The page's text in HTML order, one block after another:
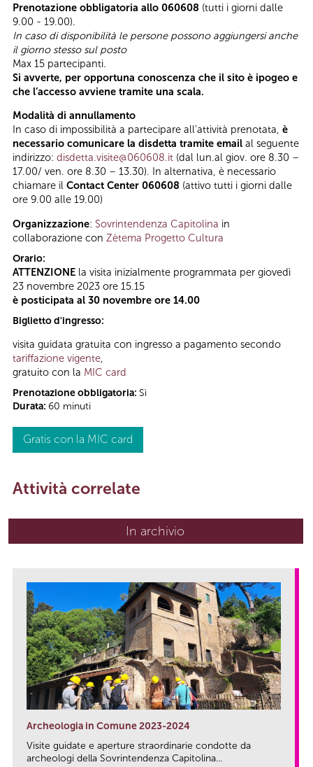
Prenotazione obbligatoria allo 060608 (tutti i giorni dalle
9.00 - 19.00).
In caso di disponibilità le persone possono aggiungersi anche
il giorno stesso sul posto
Max 15 partecipanti.
Si avverte, per opportuna conoscenza che il sito è ipogeo e
che l’accesso avviene tramite una scala.
Modalità di annullamento
In caso di impossibilità a partecipare all’attività prenotata, è
necessario comunicare la disdetta tramite email al seguente
indirizzo: disdetta.visite@060608.it (dal lun.al giov. ore 8.30 –
17.00/ ven. ore 8.30 – 13.30). In alternativa, è necessario
chiamare il Contact Center 060608 (attivo tutti i giorni dalle
ore 9.00 alle 19.00)
Organizzazione: Sovrintendenza Capitolina in
collaborazione con Zètema Progetto Cultura
Orario:
ATTENZIONE la visita inizialmente programmata per giovedì
23 novembre 2023 ore 15.15
è posticipata al 30 novembre ore 14.00
Biglietto d'ingresso:
visita guidata gratuita con ingresso a pagamento secondo
tariffazione vigente,
gratuito con la MIC card
Prenotazione obbligatoria: Sì
Durata: 60 minuti
Gratis con la MIC card
Attività correlate
In archivio
Archeologia in Comune 2023-2024
Visite guidate e aperture straordinarie condotte da
archeologi della Sovrintendenza Capitolina...